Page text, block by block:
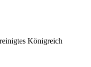
Königreich